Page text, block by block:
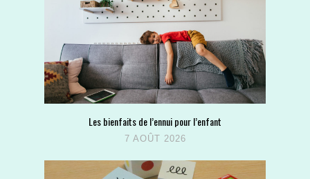
Les bienfaits de l’ennui pour l’enfant
7 AOÛT 2026